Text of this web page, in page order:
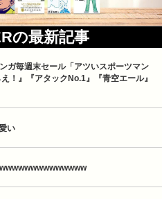
の最新記事
ガ毎週末セール「アツいスポーツマン
！』『アタックNo.1』『青空エール』
い